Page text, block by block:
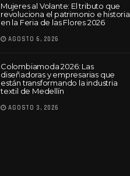
Mujeres al Volante: El tributo que
revoluciona el patrimonio e historia
en la Feria de las Flores 2026
AGOSTO 6, 2026
Colombiamoda 2026: Las
diseñadoras y empresarias que
están transformando la industria
textil de Medellín
AGOSTO 3, 2026